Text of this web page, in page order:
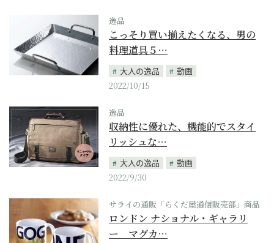
逸品
こっそり買い揃えたくなる、男の
料理道具５…
大人の逸品
動画
2022/10/15
逸品
収納性に優れた、機能的でスタイ
リッシュな…
大人の逸品
動画
2022/9/30
サライの通販「らくだ屋通信販売部」商品
ロンドン ナショナル・ギャラリ
ー マグカ…